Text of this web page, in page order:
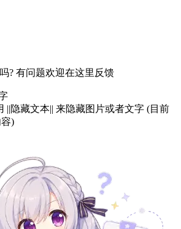
? 有问题欢迎在这里反馈
||隐藏文本|| 来隐藏图片或者文字 (目前
)